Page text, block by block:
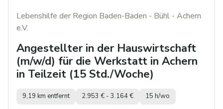
Lebenshilfe der Region Baden-Baden - Bühl - Achern
e.V.
Angestellter in der Hauswirtschaft
(m/w/d) für die Werkstatt in Achern
in Teilzeit (15 Std./Woche)
9,19 km entfernt 2.953 € - 3.164 € 15 h/wo